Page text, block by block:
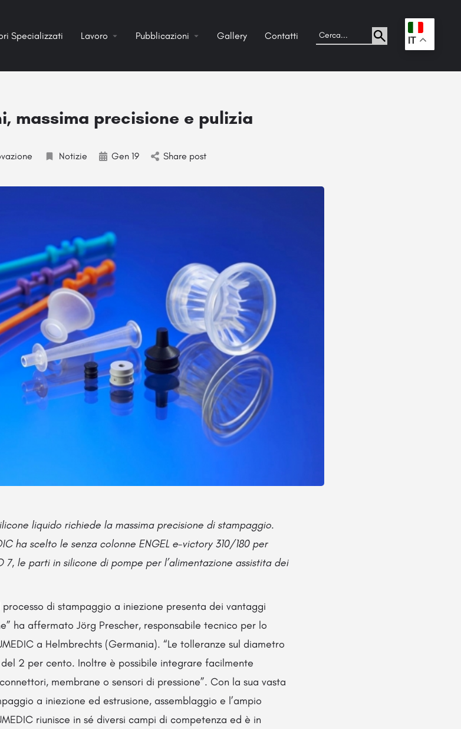
Specializzati Lavoro Pubblicazioni Gallery Contatti . IT
massima precisione e pulizia
Notizie Gen 19 Share post
liquido richiede la massima precisione di stampaggio.
ha scelto le senza colonne ENGEL e-victory 310/180 per
7, le parti in silicone di pompe per l’alimentazione assistita dei
di stampaggio a iniezione presenta dei vantaggi
ha affermato Jörg Prescher, responsabile tecnico per lo
a Helmbrechts (Germania). “Le tolleranze sul diametro
2 per cento. Inoltre è possibile integrare facilmente
membrane o sensori di pressione”. Con la sua vasta
a iniezione ed estrusione, assemblaggio e l’ampio
riunisce in sé diversi campi di competenza ed è in